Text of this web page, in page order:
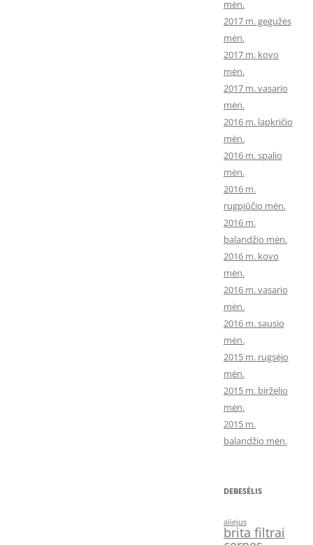
mėn.
2017 m. gegužės
mėn.
2017 m. kovo
mėn.
2017 m. vasario
mėn.
2016 m. lapkričio
mėn.
2016 m. spalio
mėn.
2016 m.
rugpjūčio mėn.
2016 m.
balandžio mėn.
2016 m. kovo
mėn.
2016 m. vasario
mėn.
2016 m. sausio
mėn.
2015 m. rugsėjo
mėn.
2015 m. birželio
mėn.
2015 m.
balandžio mėn.
DEBESĖLIS
aliejus
brita filtrai